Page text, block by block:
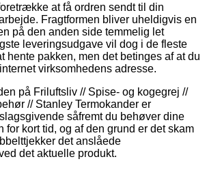
at få ordren sendt til din
Fragtformen bliver uheldigvis en
på den anden side temmelig let
leveringsudgave vil dog i de fleste
pakken, men det betinges af at du
virksomhedens adresse.
på Friluftsliv // Spise- og kogegrej //
// Stanley Termokander er
såfremt du behøver dine
for kort tid, og af den grund er det skam
det anslåede
det aktuelle produkt.